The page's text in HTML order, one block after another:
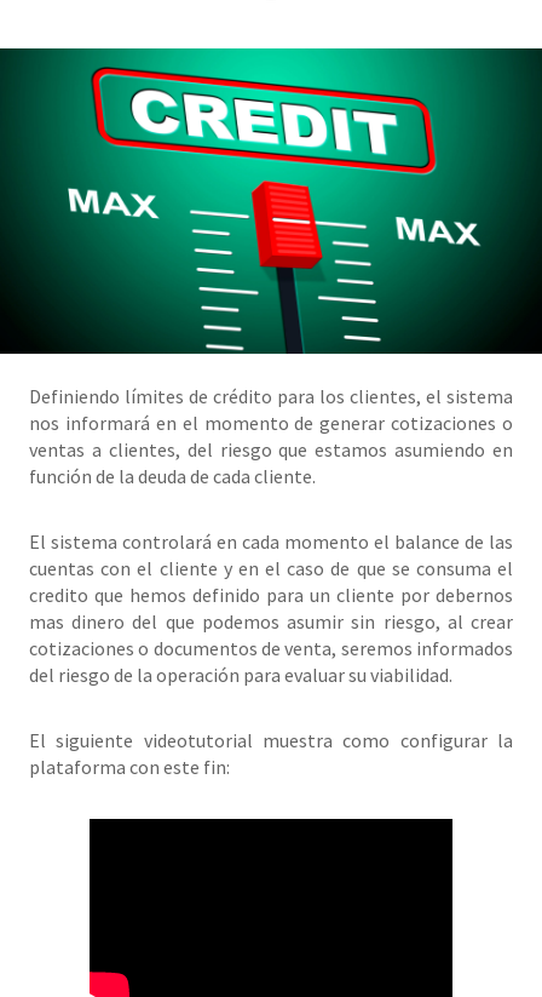
Definiendo límites de crédito para los clientes, el sistema
nos informará en el momento de generar cotizaciones o
ventas a clientes, del riesgo que estamos asumiendo en
función de la deuda de cada cliente.
El sistema controlará en cada momento el balance de las
cuentas con el cliente y en el caso de que se consuma el
credito que hemos definido para un cliente por debernos
mas dinero del que podemos asumir sin riesgo, al crear
cotizaciones o documentos de venta, seremos informados
del riesgo de la operación para evaluar su viabilidad.
El siguiente videotutorial muestra como configurar la
plataforma con este fin: